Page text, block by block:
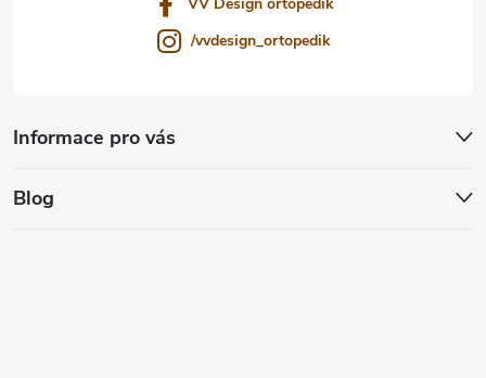
VV Design ortopedik
/vvdesign_ortopedik
Informace pro vás
Blog